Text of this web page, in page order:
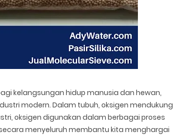
kelangsungan hidup manusia dan hewan,
modern. Dalam tubuh, oksigen mendukung
oksigen digunakan dalam berbagai proses
menyeluruh membantu kita menghargai